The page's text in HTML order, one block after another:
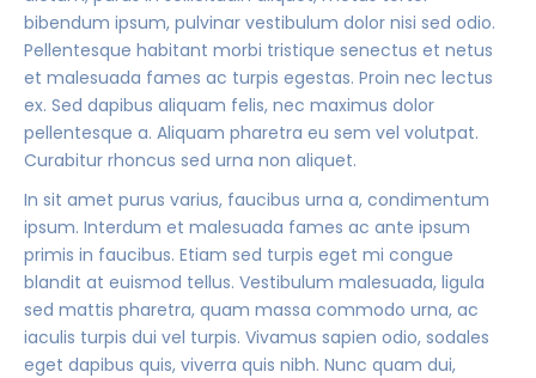
bibendum ipsum, pulvinar vestibulum dolor nisi sed odio.
Pellentesque habitant morbi tristique senectus et netus
et malesuada fames ac turpis egestas. Proin nec lectus
ex. Sed dapibus aliquam felis, nec maximus dolor
pellentesque a. Aliquam pharetra eu sem vel volutpat.
Curabitur rhoncus sed urna non aliquet.
In sit amet purus varius, faucibus urna a, condimentum
ipsum. Interdum et malesuada fames ac ante ipsum
primis in faucibus. Etiam sed turpis eget mi congue
blandit at euismod tellus. Vestibulum malesuada, ligula
sed mattis pharetra, quam massa commodo urna, ac
iaculis turpis dui vel turpis. Vivamus sapien odio, sodales
eget dapibus quis, viverra quis nibh. Nunc quam dui,